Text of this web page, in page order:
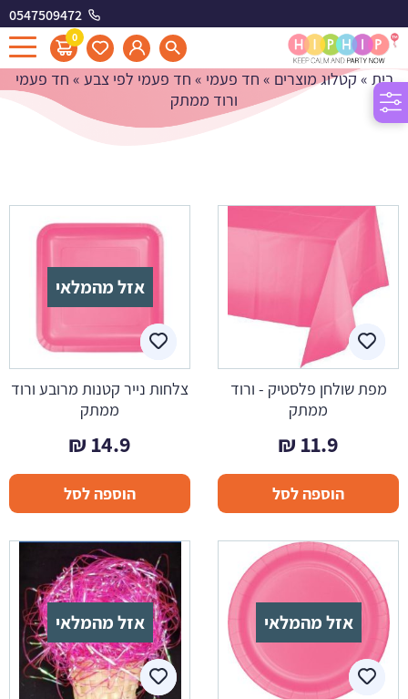
0547509472
0
חד פעמי ורוד ממתק
בית » קטלוג מוצרים » חד פעמי » חד פעמי לפי צבע » חד פעמי
ורוד ממתק
מפת שולחן פלסטיק - ורוד
ממתק
11.9
₪
הוספה לסל
אזל מהמלאי
צלחות נייר קטנות מרובע ורוד
ממתק
14.9
₪
הוספה לסל
אזל מהמלאי אזל מהמלאי